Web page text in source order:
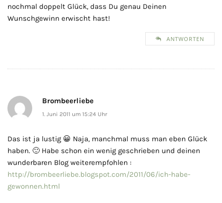
nochmal doppelt Glück, dass Du genau Deinen
Wunschgewinn erwischt hast!
ANTWORTEN
Brombeerliebe
1. Juni 2011 um 15:24 Uhr
Das ist ja lustig 😀 Naja, manchmal muss man eben Glück
haben. 🙂 Habe schon ein wenig geschrieben und deinen
wunderbaren Blog weiterempfohlen :
http://brombeerliebe.blogspot.com/2011/06/ich-habe-
gewonnen.html